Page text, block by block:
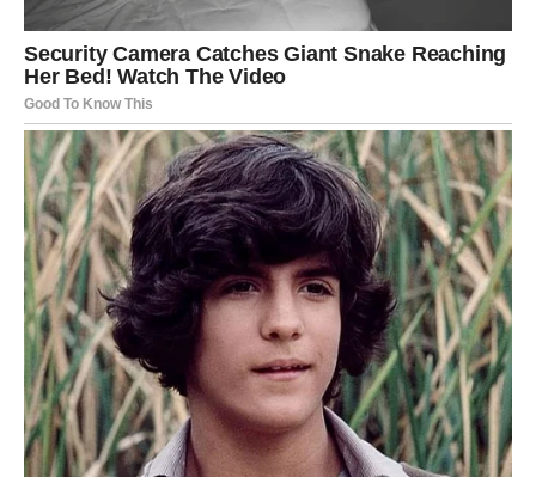
izazove pravi haos u vašim emocijama. Ipak, zvezde vam
savetuju da ne donosite odluke preko noći.
Na poslu dolazi prilika za napredovanje ili novi projekat
koji će vam doneti veću zaradu.
Devica
Device tokom juna konačno izlaze iz perioda
nesigurnosti. Dugo ste sumnjali u sebe i svoje odluke, ali
sada dolazi vreme kada ćete jasno znati kojim putem
želite da idete.
Sudbina vam donosi osobu koja će vas inspirisati i
motivisati da promenite životne navike. Taj susret može